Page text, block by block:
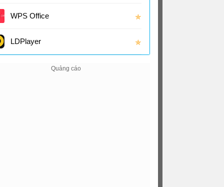
Restaurant
WPS Office ✯
LDPlayer ✯